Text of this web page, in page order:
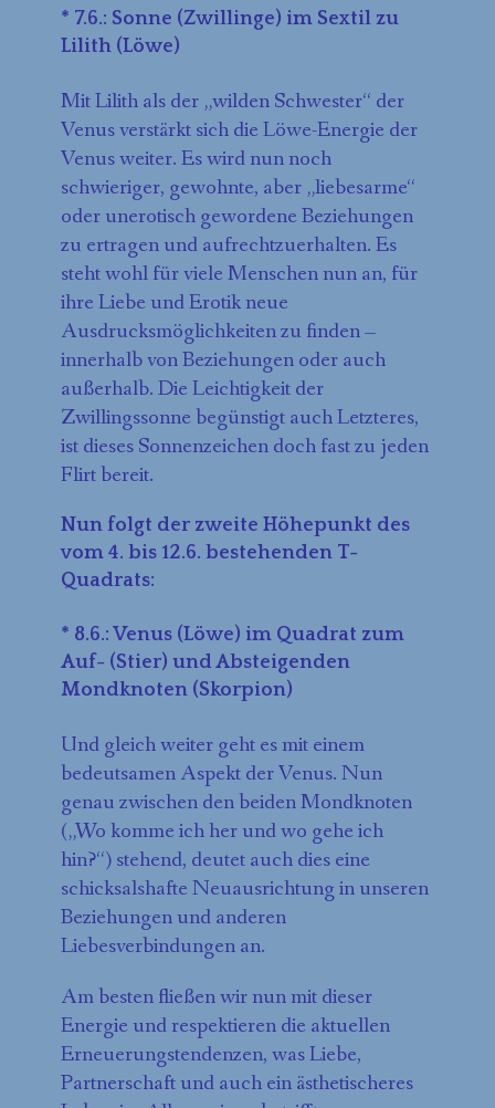
* 7.6.: Sonne (Zwillinge) im Sextil zu
Lilith (Löwe)
Mit Lilith als der „wilden Schwester“ der
Venus verstärkt sich die Löwe-Energie der
Venus weiter. Es wird nun noch
schwieriger, gewohnte, aber „liebesarme“
oder unerotisch gewordene Beziehungen
zu ertragen und aufrechtzuerhalten. Es
steht wohl für viele Menschen nun an, für
ihre Liebe und Erotik neue
Ausdrucksmöglichkeiten zu finden –
innerhalb von Beziehungen oder auch
außerhalb. Die Leichtigkeit der
Zwillingssonne begünstigt auch Letzteres,
ist dieses Sonnenzeichen doch fast zu jeden
Flirt bereit.
Nun folgt der zweite Höhepunkt des
vom 4. bis 12.6. bestehenden T-
Quadrats:
* 8.6.: Venus (Löwe) im Quadrat zum
Auf- (Stier) und Absteigenden
Mondknoten (Skorpion)
Und gleich weiter geht es mit einem
bedeutsamen Aspekt der Venus. Nun
genau zwischen den beiden Mondknoten
(„Wo komme ich her und wo gehe ich
hin?“) stehend, deutet auch dies eine
schicksalshafte Neuausrichtung in unseren
Beziehungen und anderen
Liebesverbindungen an.
Am besten fließen wir nun mit dieser
Energie und respektieren die aktuellen
Erneuerungstendenzen, was Liebe,
Partnerschaft und auch ein ästhetischeres